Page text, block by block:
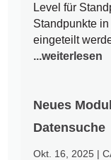
Level für
Standpunkte
eingeteilt
...weiterlesen
Neues
Datensuche
Okt. 16, 2025 |